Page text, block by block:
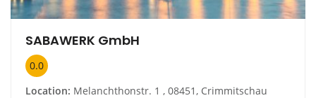
SABAWERK GmbH
0.0
Location: Melanchthonstr. 1 , 08451, Crimmitschau